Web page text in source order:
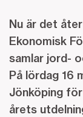
Nu är det
Ekonomisk
samlar jord-
På lördag 16
Jönköping
årets